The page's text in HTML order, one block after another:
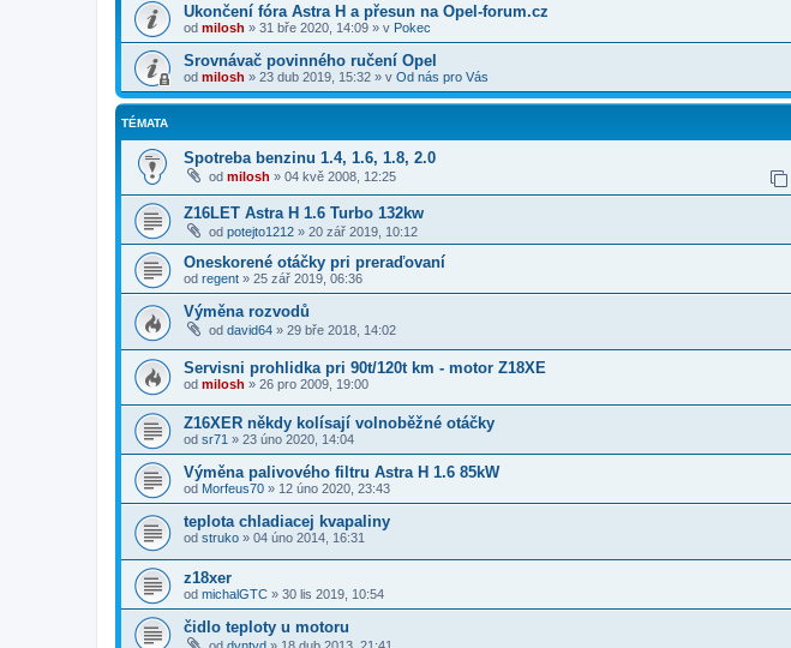
Ukončení fóra Astra H a přesun na Opel-forum.cz
od milosh » 31 bře 2020, 14:09 » v Pokec
Srovnávač povinného ručení Opel
od milosh » 23 dub 2019, 15:32 » v Od nás pro Vás
TÉMATA
Spotreba benzinu 1.4, 1.6, 1.8, 2.0
od milosh » 04 kvě 2008, 12:25
Z16LET Astra H 1.6 Turbo 132kw
od potejto1212 » 20 zář 2019, 10:12
Oneskorené otáčky pri preraďovaní
od regent » 25 zář 2019, 06:36
Výměna rozvodů
od david64 » 29 bře 2018, 14:02
Servisni prohlidka pri 90t/120t km - motor Z18XE
od milosh » 26 pro 2009, 19:00
Z16XER někdy kolísají volnoběžné otáčky
od sr71 » 23 úno 2020, 14:04
Výměna palivového filtru Astra H 1.6 85kW
od Morfeus70 » 12 úno 2020, 23:43
teplota chladiacej kvapaliny
od struko » 04 úno 2014, 16:31
z18xer
od michalGTC » 30 lis 2019, 10:54
čidlo teploty u motoru